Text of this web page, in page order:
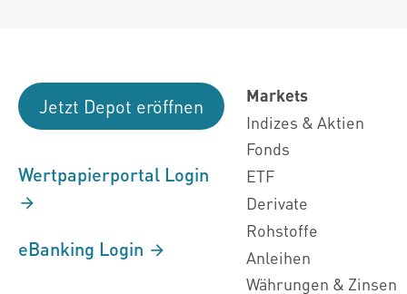
Jetzt Depot eröffnen
Wertpapierportal Login
eBanking Login
Markets
Indizes & Aktien
Fonds
ETF
Derivate
Rohstoffe
Anleihen
Währungen & Zinsen